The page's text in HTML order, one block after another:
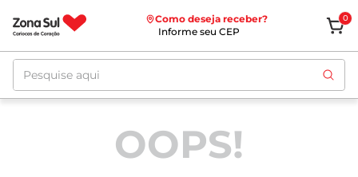
Como deseja receber?
Informe seu CEP
0
Pesquise aqui
OOPS!